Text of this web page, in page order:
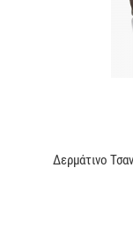
Δερμάτινο